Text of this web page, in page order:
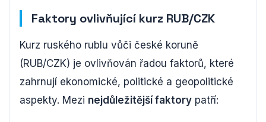
Faktory ovlivňující kurz RUB/CZK
Kurz ruského rublu vůči české koruně
(RUB/CZK) je ovlivňován řadou faktorů, které
zahrnují ekonomické, politické a geopolitické
aspekty. Mezi nejdůležitější faktory patří: